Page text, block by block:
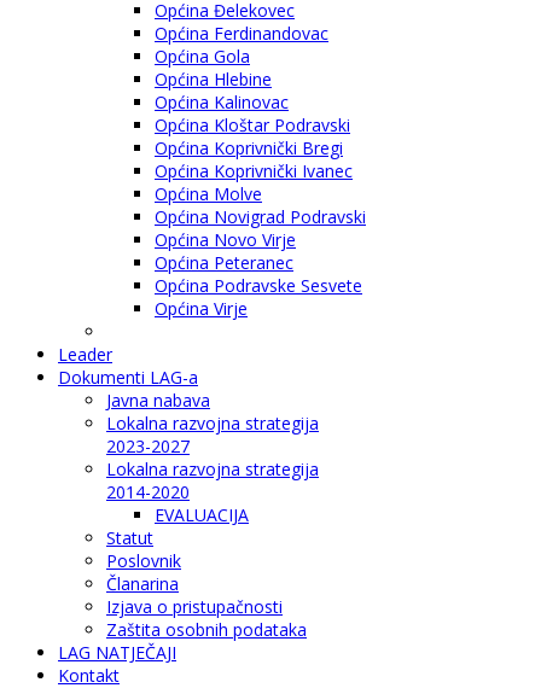
Općina Đelekovec
Općina Ferdinandovac
Općina Gola
Općina Hlebine
Općina Kalinovac
Općina Kloštar Podravski
Općina Koprivnički Bregi
Općina Koprivnički Ivanec
Općina Molve
Općina Novigrad Podravski
Općina Novo Virje
Općina Peteranec
Općina Podravske Sesvete
Općina Virje
Leader
Dokumenti LAG-a
Javna nabava
Lokalna razvojna strategija
2023-2027
Lokalna razvojna strategija
2014-2020
EVALUACIJA
Statut
Poslovnik
Članarina
Izjava o pristupačnosti
Zaštita osobnih podataka
LAG NATJEČAJI
Kontakt